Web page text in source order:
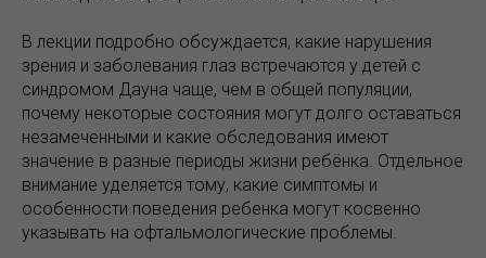
В лекции подробно обсуждается, какие нарушения
зрения и заболевания глаз встречаются у детей с
синдромом Дауна чаще, чем в общей популяции,
почему некоторые состояния могут долго оставаться
незамеченными и какие обследования имеют
значение в разные периоды жизни ребёнка. Отдельное
внимание уделяется тому, какие симптомы и
особенности поведения ребенка могут косвенно
указывать на офтальмологические проблемы.